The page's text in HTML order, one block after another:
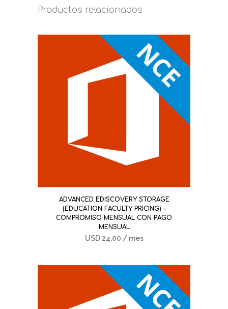
Productos relacionados
ADVANCED EDISCOVERY STORAGE
(EDUCATION FACULTY PRICING) –
COMPROMISO MENSUAL CON PAGO
MENSUAL
USD 24,00 / mes